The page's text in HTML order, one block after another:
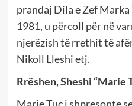
prandaj Dila e Zef
1981, u përcoll për në
njerëzish të rrethit të
Nikoll Lleshi etj.
Rrëshen, Sheshi “Marie